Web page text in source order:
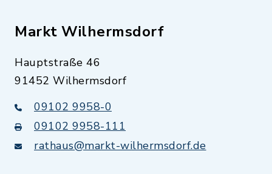
Markt Wilhermsdorf
Hauptstraße 46
91452 Wilhermsdorf
09102 9958-0
09102 9958-111
rathaus@markt-wilhermsdorf.de